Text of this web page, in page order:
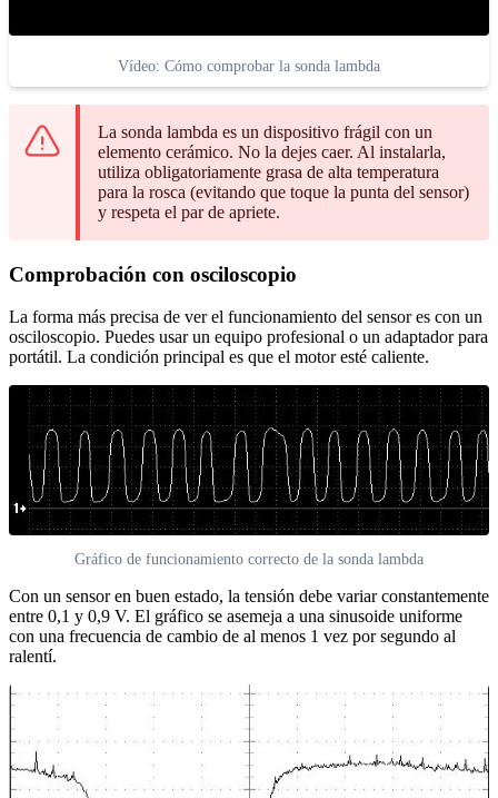
Vídeo: Cómo comprobar la sonda lambda
La sonda lambda es un dispositivo frágil con un
elemento cerámico. No la dejes caer. Al instalarla,
utiliza obligatoriamente grasa de alta temperatura
para la rosca (evitando que toque la punta del sensor)
y respeta el par de apriete.
Comprobación con osciloscopio
La forma más precisa de ver el funcionamiento del sensor es con un
osciloscopio. Puedes usar un equipo profesional o un adaptador para
portátil. La condición principal es que el motor esté caliente.
Gráfico de funcionamiento correcto de la sonda lambda
Con un sensor en buen estado, la tensión debe variar constantemente
entre 0,1 y 0,9 V. El gráfico se asemeja a una sinusoide uniforme
con una frecuencia de cambio de al menos 1 vez por segundo al
ralentí.